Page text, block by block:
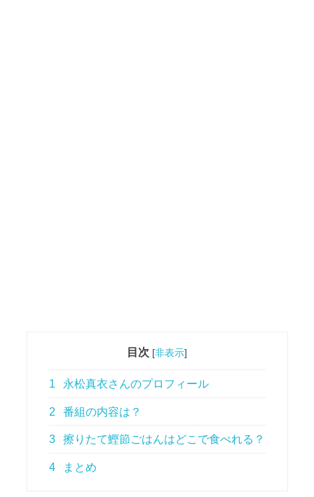
目次 [非表示]
1 永松真衣さんのプロフィール
2 番組の内容は？
3 擦りたて鰹節ごはんはどこで食べれる？
4 まとめ